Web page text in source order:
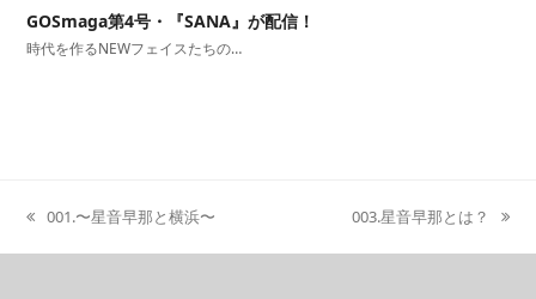
GOSmaga第4号・『SANA』が配信！
時代を作るNEWフェイスたちの…
previous
post:
001.〜星音早那と横浜〜
next
post:
003.星音早那とは？